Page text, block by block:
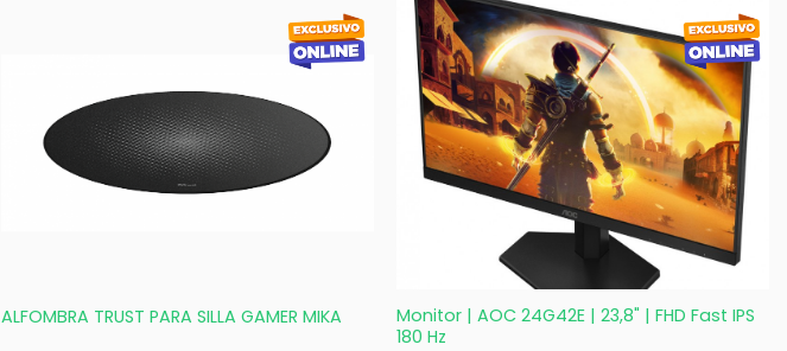
ALFOMBRA TRUST PARA SILLA GAMER MIKA
Monitor | AOC 24G42E | 23,8" | FHD Fast IPS
180 Hz